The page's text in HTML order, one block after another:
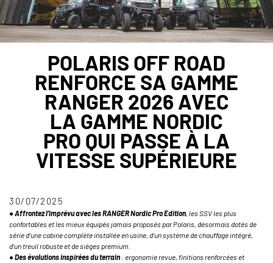
POLARIS OFF ROAD
RENFORCE SA GAMME
RANGER 2026 AVEC
LA GAMME NORDIC
PRO QUI PASSE À LA
VITESSE SUPÉRIEURE
30/07/2025
●Affrontez l’imprévu avec les RANGER Nordic Pro Edition, les SSV les plus
confortables et les mieux équipés jamais proposés par Polaris, désormais dotés de
série d’une cabine complète installée en usine, d’un système de chauffage intégré,
d’un treuil robuste et de sièges premium.
●Des évolutions inspirées du terrain : ergonomie revue, finitions renforcées et